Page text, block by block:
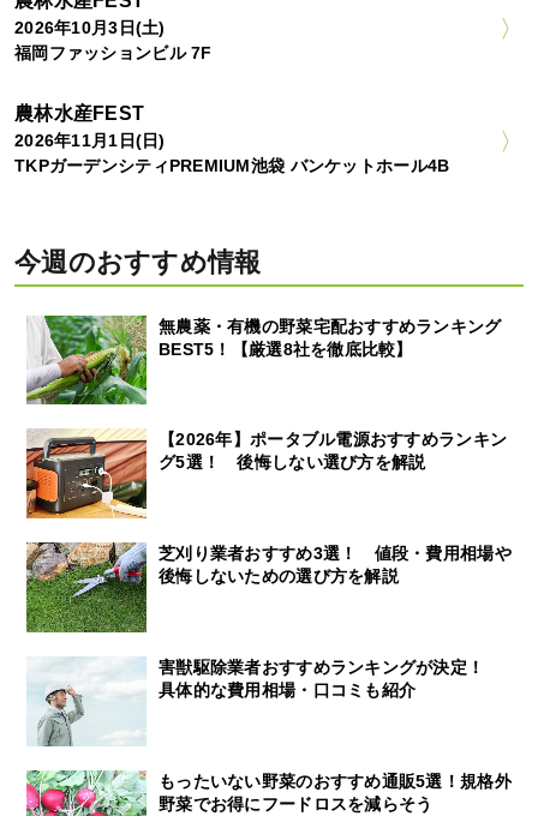
2026年10月3日(土)
福岡ファッションビル 7F
農林水産FEST
2026年11月1日(日)
TKPガーデンシティPREMIUM池袋 バンケットホール4B
今週のおすすめ情報
無農薬・有機の野菜宅配おすすめランキング
BEST5！【厳選8社を徹底比較】
【2026年】ポータブル電源おすすめランキン
グ5選！ 後悔しない選び方を解説
芝刈り業者おすすめ3選！ 値段・費用相場や
後悔しないための選び方を解説
害獣駆除業者おすすめランキングが決定！
具体的な費用相場・口コミも紹介
もったいない野菜のおすすめ通販5選！規格外
野菜でお得にフードロスを減らそう